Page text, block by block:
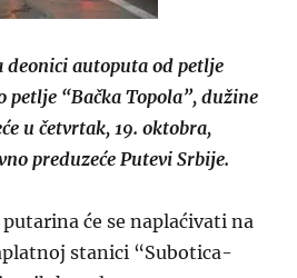
deonici autoputa od petlje
petlje “Bačka Topola”, dužine
u četvrtak, 19. oktobra,
preduzeće Putevi Srbije.
će se naplaćivati na
stanici “Subotica-